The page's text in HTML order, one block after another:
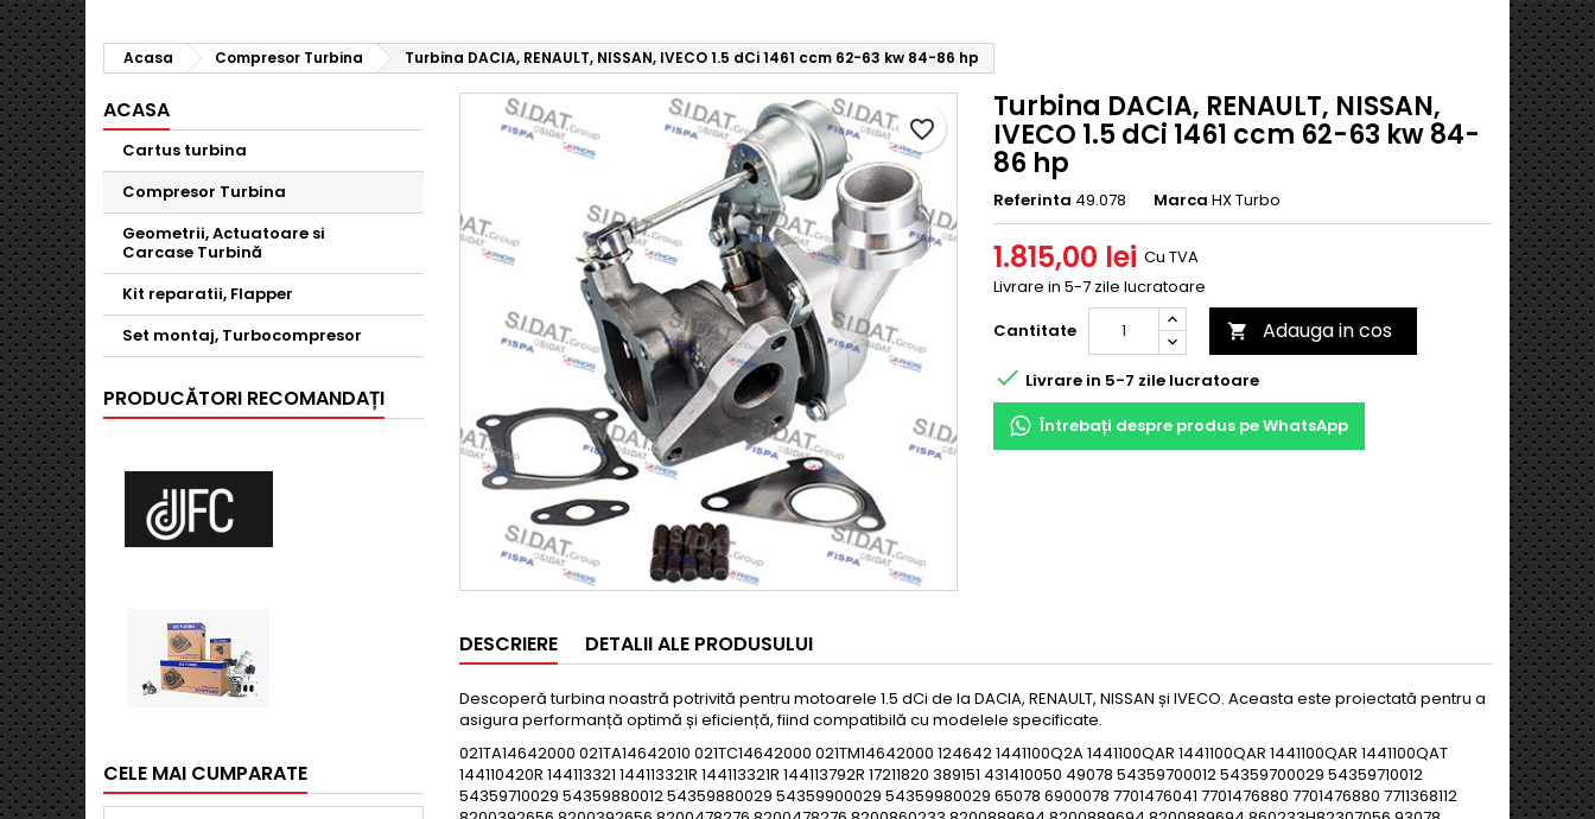
Acasa Compresor Turbina Turbina DACIA, RENAULT, NISSAN, IVECO 1.5 dCi 1461 ccm 62-63 kw 84-86 hp
ACASA
Cartus turbina
Compresor Turbina
Geometrii, Actuatoare si
Carcase Turbină
Kit reparatii, Flapper
Set montaj, Turbocompresor
PRODUCĂTORI RECOMANDAȚI
CELE MAI CUMPARATE
Turbina DACIA, RENAULT, NISSAN,
IVECO 1.5 dCi 1461 ccm 62-63 kw 84-
86 hp
Referinta 49.078 Marca HX Turbo
1.815,00 lei Cu TVA
Livrare in 5-7 zile lucratoare
Cantitate
 Adauga in cos
favorite_border
 Livrare in 5-7 zile lucratoare
Întrebați despre produs pe WhatsApp
DESCRIERE DETALII ALE PRODUSULUI
Descoperă turbina noastră potrivită pentru motoarele 1.5 dCi de la DACIA, RENAULT, NISSAN și IVECO. Aceasta este proiectată pentru a
asigura performanță optimă și eficiență, fiind compatibilă cu modelele specificate.
021TA14642000 021TA14642010 021TC14642000 021TM14642000 124642 1441100Q2A 1441100QAR 1441100QAR 1441100QAR 1441100QAT
144110420R 144113321 144113321R 144113321R 144113792R 17211820 389151 431410050 49078 54359700012 54359700029 54359710012
54359710029 54359880012 54359880029 54359900029 54359980029 65078 6900078 7701476041 7701476880 7701476880 7711368112